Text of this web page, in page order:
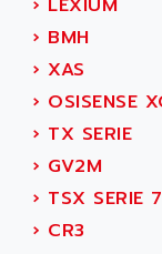
AGTATEC
AHEAD
AIP
AIR
› LEXIUM
› BMH
› XAS
› OSISENSE
› TX SERIE
› GV2M
› TSX SERIE 7
› CR3